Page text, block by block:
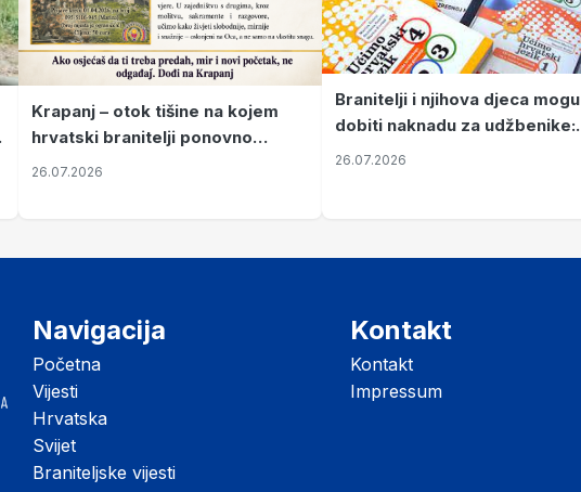
Krapanj – otok tišine na kojem
hrvatski branitelji ponovno
pronalaze mir
26.07.2026
Branitelji i njihova djeca mogu
dobiti naknadu za udžbenike:
zahtjevi se podnose do 31.
26.07.2026
Navigacija
Početna
Vijesti
Hrvatska
Svijet
Braniteljske vijesti
Kontakt
Kontakt
Impressum